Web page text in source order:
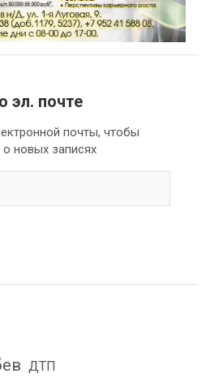
эл. почте
почты, чтобы
новых записях
ДТП